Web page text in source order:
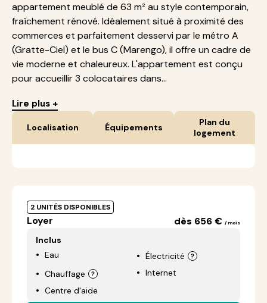
appartement meublé de 63 m² au style contemporain,
fraîchement rénové. Idéalement situé à proximité des
commerces et parfaitement desservi par le métro A
(Gratte-Ciel) et le bus C (Marengo), il offre un cadre de
vie moderne et chaleureux. L'appartement est conçu
pour accueillir 3 colocataires dans...
Lire plus +
Localisation Équipements
Plan du
logement
2 UNITÉS DISPONIBLES
Loyer dès 656 € / mois
Inclus
Eau
Électricité
Chauffage
Internet
Centre d'aide